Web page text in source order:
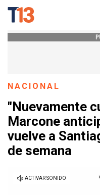
NACIONAL
"Nuevamente
Marcone
vuelve a
de semana